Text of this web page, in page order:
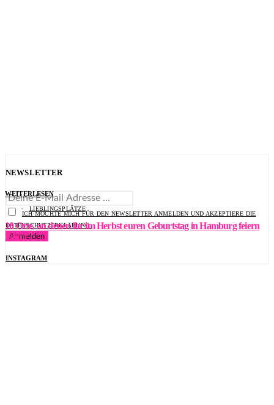
NEWSLETTER
ICH MÖCHTE MICH FÜR DEN NEWSLETTER ANMELDEN UND AKZEPTIERE DIE
DATENSCHUTZERKLÄRUNG.
INSTAGRAM
WEITERLESEN
LIEBLINGSPLÄTZE
10 Orte, an denen ihr im Herbst euren Geburtstag in Hamburg feiern
könnt